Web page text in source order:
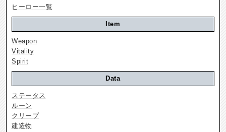
ヒーロー一覧
Item
Weapon
Vitality
Spirit
Data
ステータス
ルーン
クリープ
建造物